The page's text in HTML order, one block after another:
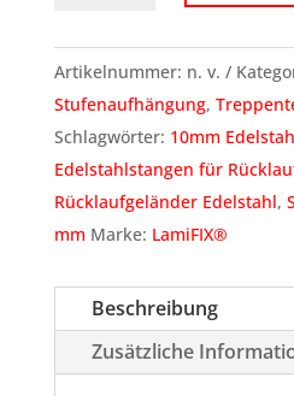
für
Mass
Artikelnummer: n. v.
Stufenaufhängung,
Schlagwörter: 10mm
Edelstahlstangen für
Rücklaufgeländer Edelstahl,
mm Marke: LamiFIX®
Beschreibung
Zusätzliche